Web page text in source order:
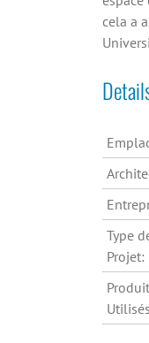
cela a
Type
Projet: